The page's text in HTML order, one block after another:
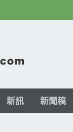
新訊 新聞稿